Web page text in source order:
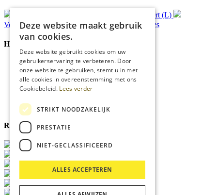
Ophalen in Echt of Weert (L)
Verzondenbinnen 48 uur* Persoonlijkadvies
Handige Links
Home
Klantenservice
Over ons
Blog
Cookies
Reviewmerk
Deze website maakt gebruik
van cookies.
Deze website gebruikt cookies om uw
gebruikerservaring te verbeteren. Door
onze website te gebruiken, stemt u in met
alle cookies in overeenstemming met ons
Cookiebeleid. Lees verder
STRIKT NOODZAKELIJK
PRESTATIE
NIET-GECLASSIFICEERD
ALLES ACCEPTEREN